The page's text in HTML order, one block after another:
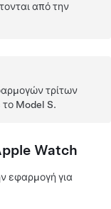
από την
τρίτων
το Model S.
Watch
εφαρμογή για